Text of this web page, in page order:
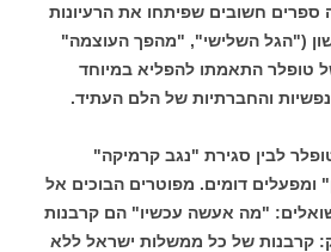
ספרים חשובים שפיתחו את הרעיונות
("הגל השלישי", "מהפך העוצמה"
טופלר התאמתו להפליא במיוחד
והחברתיות של הלם העתיד.
לבין סגירת "נגב קרמיקה"
ומפעלים דומים. מפוטרים הבוכים אל
"מה אעשה עכשיו" הם קרבנות
קרבנות של כל ממשלות ישראל ללא